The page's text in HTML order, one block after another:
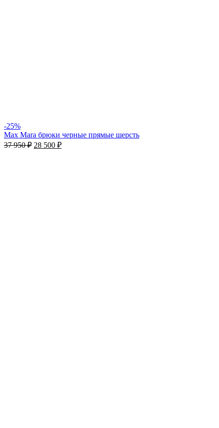
-25%
Max Mara брюки черные прямые шерсть
37 950₽ 28 500 ₽